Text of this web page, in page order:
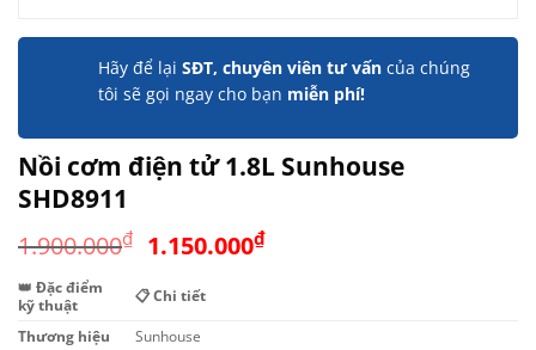
Hãy để lại SĐT, chuyên viên tư vấn của chúng
tôi sẽ gọi ngay cho bạn miễn phí!
Nồi cơm điện tử 1.8L Sunhouse
SHD8911
1.900.000₫ Giá
là:
1.900.000₫.
1.150.000₫Giá
👑 Đặc điểm
kỹ thuật
📋 Chi tiết
Thương hiệu
Sunhouse